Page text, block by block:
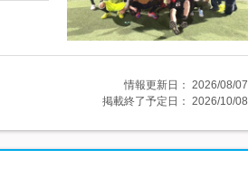
情報更新日： 2026/08/07
掲載終了予定日： 2026/10/08